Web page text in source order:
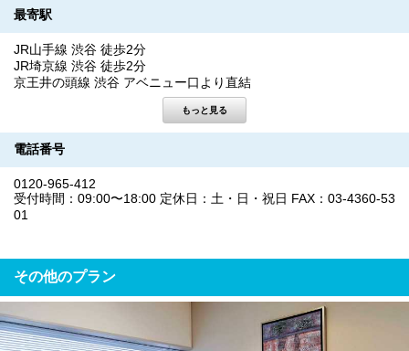
最寄駅
JR山手線 渋谷 徒歩2分
JR埼京線 渋谷 徒歩2分
京王井の頭線 渋谷 アベニュー口より直結
電話番号
0120-965-412
受付時間：09:00〜18:00 定休日：土・日・祝日 FAX：03-4360-53
01
その他のプラン